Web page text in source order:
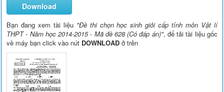
Download
Bạn đang xem tài liệu "Đề thi chọn học sinh giỏi cấp tỉnh môn Vật lí
THPT - Năm học 2014-2015 - Mã đề 628 (Có đáp án)", để tải tài liệu gốc
về máy bạn click vào nút DOWNLOAD ở trên